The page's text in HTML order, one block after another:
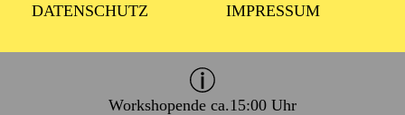
DATENSCHUTZ IMPRESSUM
Workshopende ca.15:00 Uhr